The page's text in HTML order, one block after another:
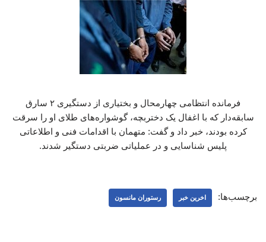
فرمانده انتظامی چهارمحال و بختیاری از دستگیری ۲ سارق
سابقه‌دار که با اغفال یک دختربچه، گوشواره‌های طلای او را سرقت
کرده بودند، خبر داد و گفت: متهمان با اقدامات فنی و اطلاعاتی
پلیس شناسایی و در عملیاتی ضربتی دستگیر شدند.
برچسب‌ها: اخرین خبر رستوران مانسون